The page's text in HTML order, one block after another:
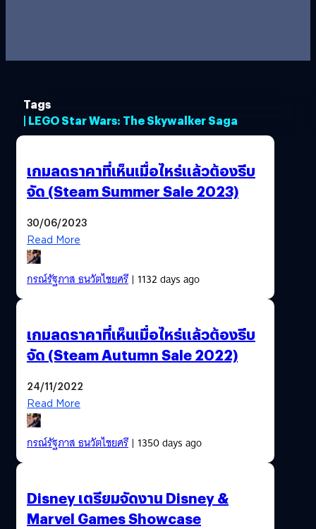
Tags
| LEGO Star Wars: The Skywalker Saga
เกมลดราคาที่เห็นเมื่อไหร่แล้วต้องรีบ
จัด (Steam Summer Sale 2023)
30/06/2023
Read More
กรณ์รัฐภาส ธนวัตไชยศรี| 1132 days ago
เกมลดราคาที่เห็นเมื่อไหร่แล้วต้องรีบ
จัด (Steam Autumn Sale 2022)
24/11/2022
Read More
กรณ์รัฐภาส ธนวัตไชยศรี| 1350 days ago
Disney เตรียมจัดงาน Disney &
Marvel Games Showcase